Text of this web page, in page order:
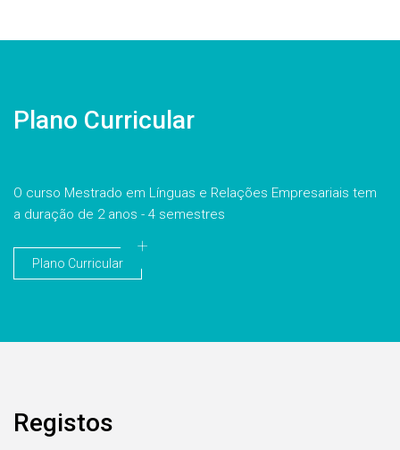
Plano Curricular
O curso Mestrado em Línguas e Relações Empresariais tem
a duração de 2 anos - 4 semestres
Plano Curricular
Registos